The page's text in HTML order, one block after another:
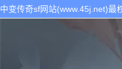
中变传奇sf网站(www.45j.net)最